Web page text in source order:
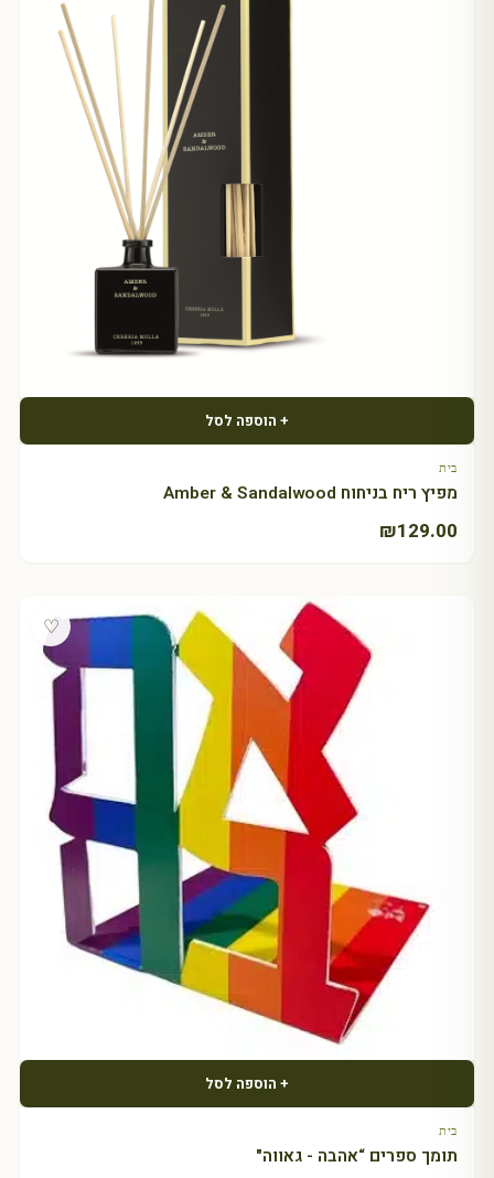
+ הוספה לסל
בית
מפיץ ריח בניחוח Amber & Sandalwood
₪129.00
♡
+ הוספה לסל
בית
תומך ספרים “אהבה - גאווה"